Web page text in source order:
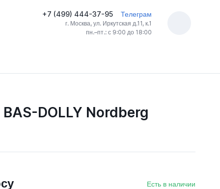
+7 (499) 444-37-95 Телеграм
г. Москва, ул. Иркутская д.11, к.1
пн.–пт.: с 9:00 до 18:00
DOLLY Nordberg
Есть в наличии